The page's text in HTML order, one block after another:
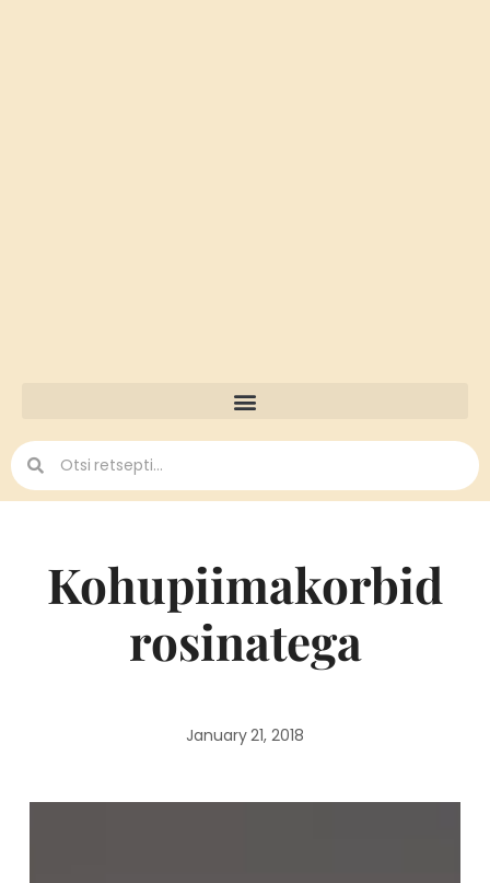
Kohupiimakorbid
rosinatega
January 21, 2018